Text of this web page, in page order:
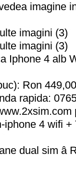
imagine
imagini (3)
imagini (3)
Iphone 4 alb
Ron 449,00
rapida:
iphone 4 wifi +
dual sim